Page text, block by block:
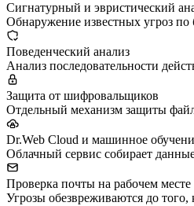
Сигнатурный и эвристический
Обнаружение известных угроз
Поведенческий анализ
Анализ последовательности
Защита от шифровальщиков
Отдельный механизм защиты
Dr.Web Cloud и машинное
Облачный сервис собирает
Проверка почты на рабочем месте
Угрозы обезвреживаются до